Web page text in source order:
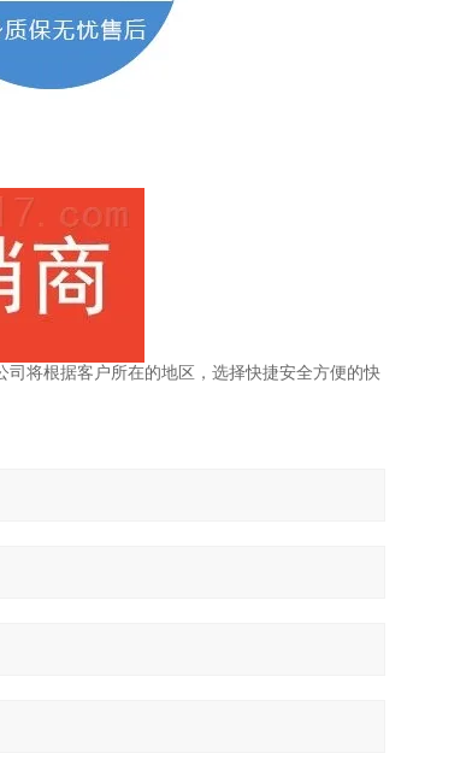
将根据客户所在的地区，选择快捷安全方便的快